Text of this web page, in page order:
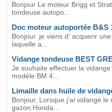
Bonjour Le moteur Brigg et
tondeuse autopo...
Doc moteur autoportée B&S
Bonjour. je viens d' acquerir
laquelle a...
Vidange tondeuse BEST
Je souhaite effectuer la
modèle BM 4...
Limaille dans huile de
Bonjour, Lorsque j'ai vidangé
gazon Honda...